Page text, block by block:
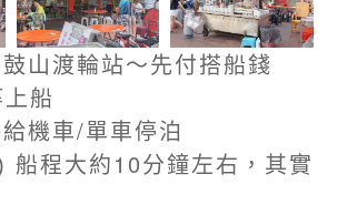
鼓山渡輪站～先付搭船錢
船
機車/單車停泊
船程大約10分鐘左右，其實